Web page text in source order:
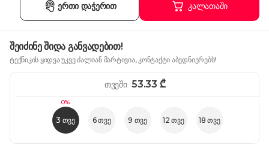
კალათაში
ერთი დაჭერით
შეიძინე შიდა განვადებით!
ტექნიკის ყიდვა უკვე ძალიან მარტივია, კონტაქტი აბედნიერებს!
0%
3 თვე 6 თვე 9 თვე 12 თვე 18 თვე
თვეში 53.33 ₾